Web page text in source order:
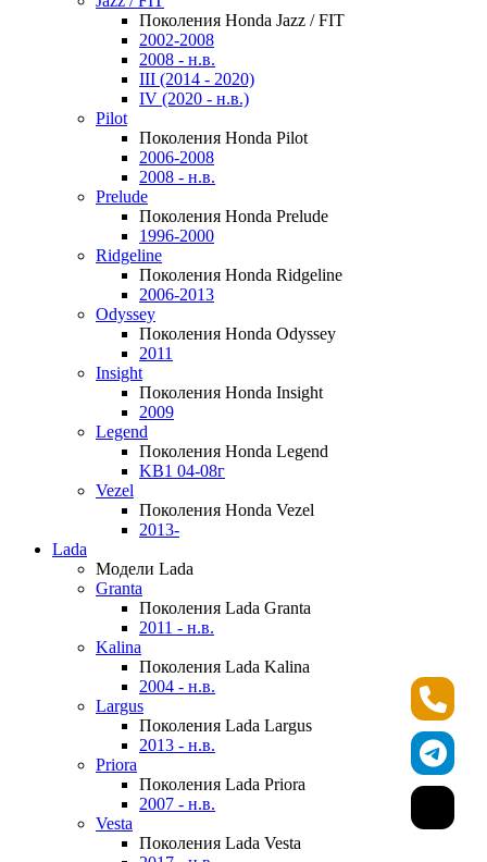
Поколения Honda Jazz / FIT
2002-2008
2008 - н.в.
III (2014 - 2020)
IV (2020 - н.в.)
Pilot
Поколения Honda Pilot
2006-2008
2008 - н.в.
Prelude
Поколения Honda Prelude
1996-2000
Ridgeline
Поколения Honda Ridgeline
2006-2013
Odyssey
Поколения Honda Odyssey
2011
Insight
Поколения Honda Insight
2009
Legend
Поколения Honda Legend
KB1 04-08г
Vezel
Поколения Honda Vezel
2013-
Lada
Модели Lada
Granta
Поколения Lada Granta
2011 - н.в.
Kalina
Поколения Lada Kalina
2004 - н.в.
Largus
Поколения Lada Largus
2013 - н.в.
Priora
Поколения Lada Priora
2007 - н.в.
Vesta
Поколения Lada Vesta